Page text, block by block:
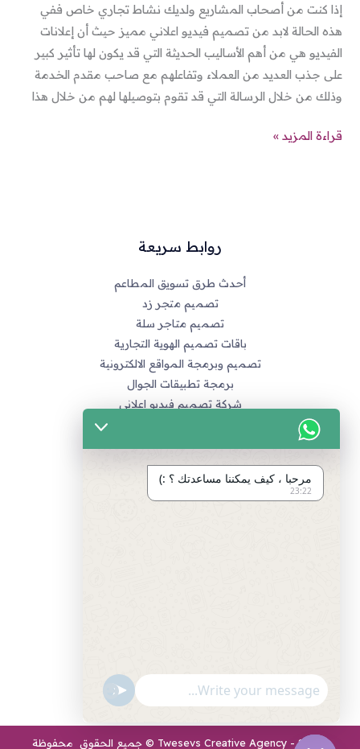
إذا كنت من أصحاب المشاريع ولديك نشاط تجاري خاص ففي
هذه الحالة لابد من تصميم فيديو اعلاني مميز حيث أن إعلانات
الفيديو هي من أهم الأساليب الحديثة التي قد يكون لها تأثير كبير
على جذب العديد من العملاء وتفاعلهم مع صاحب مقدم الخدمة
وذلك من خلال الرسالة التي قد تقوم بتوصيلها لهم من خلال هذا
مدروس
قراءة المزيد »
روابط سريعة
أحدث طرق تسويق المطاعم
تصميم متجر زد
تصميم متاجر سلة
باقات تصميم الهوية التجارية
تصميم وبرمجة المواقع الالكترونية
برمجة تطبيقات الجوال
شركة تصميم فيديو اعلاني
التسويق الالكتروني
تصميم متاجر زد و متاجر سله
انضم لفريق العمل
2026 - Twesevs Creative Agency © جميع الحقوق محفوظة
مرحبا ، كيف يمكننا مساعدتك ؟ :)
23:22
"+chaty_settings.lang.emoji_picker+"
undefined